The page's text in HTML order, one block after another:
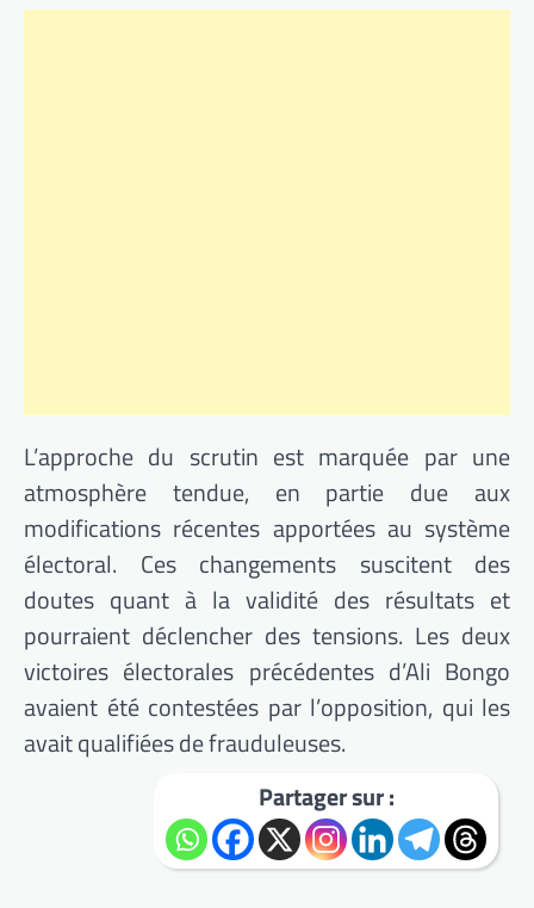
L’approche du scrutin est marquée par une
atmosphère tendue, en partie due aux
modifications récentes apportées au système
électoral. Ces changements suscitent des
doutes quant à la validité des résultats et
pourraient déclencher des tensions. Les deux
victoires électorales précédentes d’Ali Bongo
avaient été contestées par l’opposition, qui les
avait qualifiées de frauduleuses.
Partager sur :